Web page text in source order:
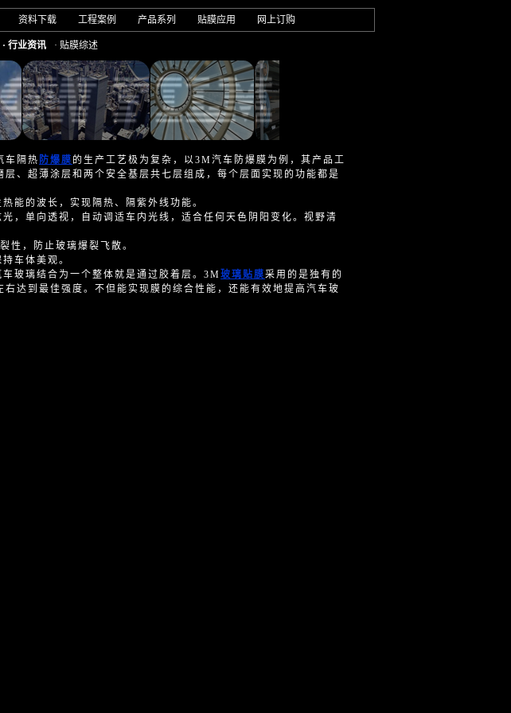
资料下载 工程案例 产品系列 贴膜应用 网上订购
· 行业资讯 · 贴膜综述
车隔热 防爆膜 的生产工艺极为复杂，以3M汽车防爆膜为例，其产品工
、超薄涂层和两个安全基层共七层组成，每个层面实现的功能都是
的波长，实现隔热、隔紫外线功能。
单向透视，自动调适车内光线，适合任何天色阴阳变化。视野清
，防止玻璃爆裂飞散。
车体美观。
璃结合为一个整体就是通过胶着层。3M玻璃贴膜采用的是独有的
达到最佳强度。不但能实现膜的综合性能，还能有效地提高汽车玻